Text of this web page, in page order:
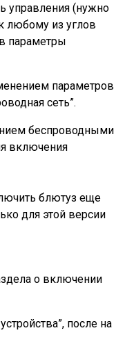
управления (нужно
любому из углов
параметры
параметров
сеть”.
беспроводными
включения
блютуз еще
для этой версии
о включении
после на